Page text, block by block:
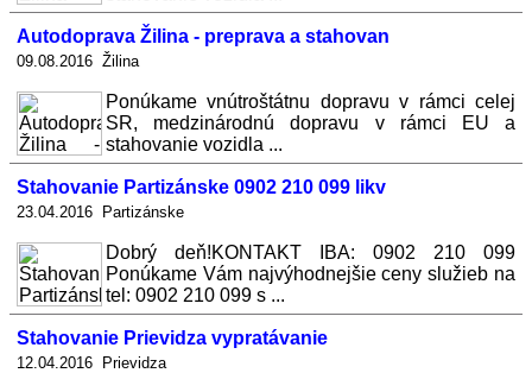
Autodoprava Žilina - preprava a stahovan
09.08.2016 Žilina
Ponúkame vnútroštátnu dopravu v rámci celej
SR, medzinárodnú dopravu v rámci EU a
stahovanie vozidla ...
Stahovanie Partizánske 0902 210 099 likv
23.04.2016 Partizánske
Dobrý deň!KONTAKT IBA: 0902 210 099
Ponúkame Vám najvýhodnejšie ceny služieb na
tel: 0902 210 099 s ...
Stahovanie Prievidza vypratávanie
12.04.2016 Prievidza